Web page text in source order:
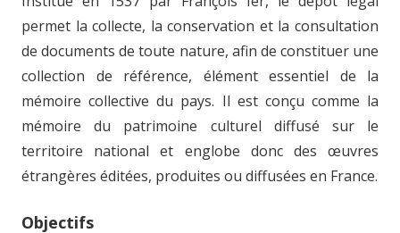
permet la collecte, la conservation et la consultation
de documents de toute nature, afin de constituer une
collection de référence, élément essentiel de la
mémoire collective du pays. Il est conçu comme la
mémoire du patrimoine culturel diffusé sur le
territoire national et englobe donc des œuvres
étrangères éditées, produites ou diffusées en France.
Objectifs